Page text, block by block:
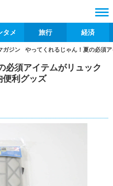
タメ 旅行 経済
ガジン やってくれるじゃん！夏の必須
必須アイテムがリュック
便利グッズ